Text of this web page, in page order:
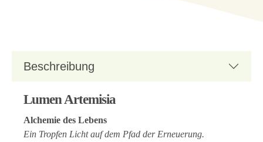
Beschreibung
Lumen Artemisia
Alchemie des Lebens
Ein Tropfen Licht auf dem Pfad der Erneuerung.